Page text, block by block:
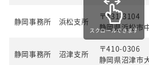
静岡事務所 浜松支所
〒431-3104
静岡県浜松市
静岡事務所 沼津支所
〒410-0306
静岡県沼津市
スクロールできます